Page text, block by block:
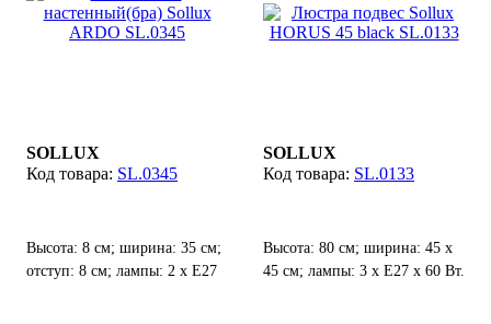
SOLLUX
SL.0345
Высота: 8 см; ширина: 35 см;
отступ: 8 см; лампы: 2 х E27
SOLLUX
SL.0133
Высота: 80 см; ширина: 45 х
45 см; лампы: 3 х Е27 х 60 Вт.